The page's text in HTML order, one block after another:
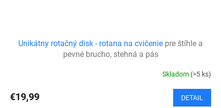
Unikátny rotačný disk - rotana na cvičenie pre štíhle a
pevné brucho, stehná a pás
Skladom (>5 ks)
€19,99 DETAIL